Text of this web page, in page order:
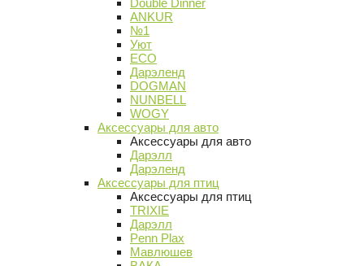
Double Dinner
ANKUR
№1
Уют
ECO
Дарэленд
DOGMAN
NUNBELL
WOGY
Аксессуары для авто
Аксессуары для авто
Дарэлл
Дарэленд
Аксессуары для птиц
Аксессуары для птиц
TRIXIE
Дарэлл
Penn Plax
Мавлюшев